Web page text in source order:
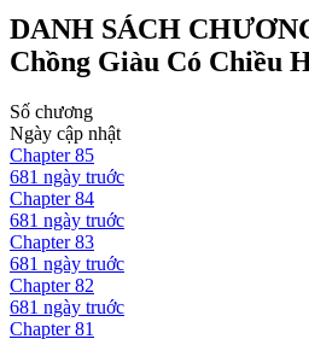
DANH SÁCH
Chồng Giàu Có Chiều
Số chương
Ngày cập nhật
Chapter85
681 ngày truớc
Chapter84
681 ngày truớc
Chapter83
681 ngày truớc
Chapter82
681 ngày truớc
Chapter81